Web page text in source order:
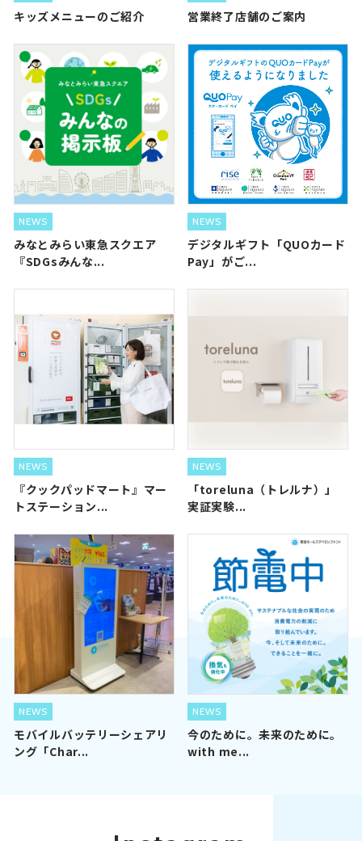
キッズメニューのご紹介 営業終了店舗のご案内
NEWS
みなとみらい東急スクエア
『SDGsみんな...
NEWS
デジタルギフト「QUOカード
Pay」がご...
NEWS
『クックパッドマート』マー
トステーション...
NEWS
「toreluna（トレルナ）」
実証実験...
NEWS
モバイルバッテリーシェアリ
ング「Char...
NEWS
今のために。未来のために。
with me...